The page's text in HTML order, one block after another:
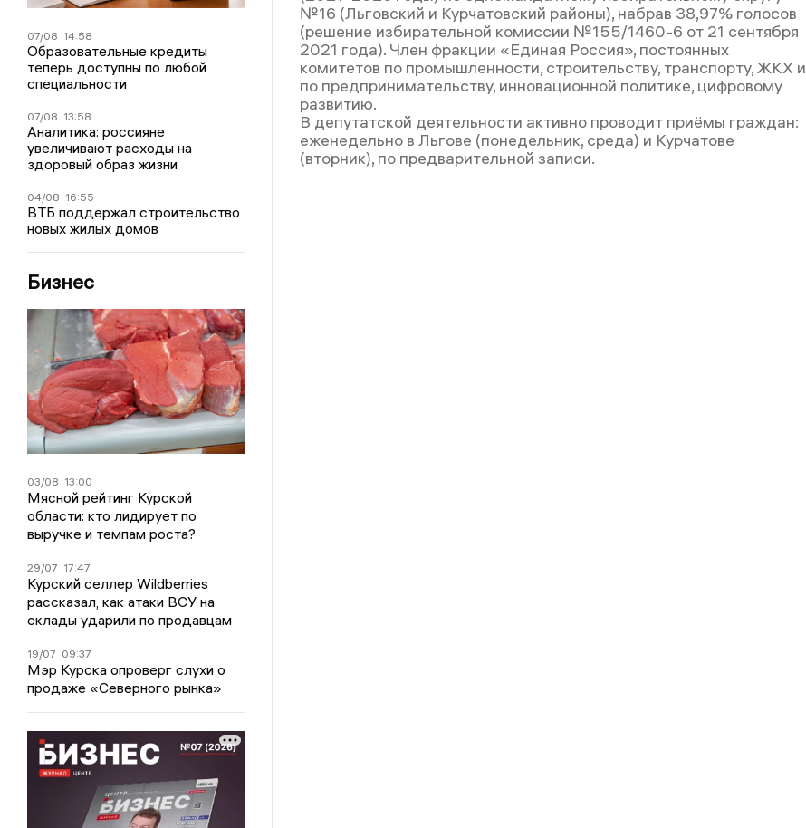
07/08 14:58
Образовательные кредиты
теперь доступны по любой
специальности
07/08 13:58
Аналитика: россияне
увеличивают расходы на
здоровый образ жизни
04/08 16:55
ВТБ поддержал строительство
новых жилых домов
Бизнес
03/08 13:00
Мясной рейтинг Курской
области: кто лидирует по
выручке и темпам роста?
29/07 17:47
Курский селлер Wildberries
рассказал, как атаки ВСУ на
склады ударили по продавцам
19/07 09:37
Мэр Курска опроверг слухи о
продаже «Северного рынка»
№16 (Льговский и Курчатовский районы), набрав 38,97% голосов
(решение избирательной комиссии №155/1460-6 от 21 сентября
2021 года). Член фракции «Единая Россия», постоянных
комитетов по промышленности, строительству, транспорту, ЖКХ и
по предпринимательству, инновационной политике, цифровому
развитию.
В депутатской деятельности активно проводит приёмы граждан:
еженедельно в Льгове (понедельник, среда) и Курчатове
(вторник), по предварительной записи.